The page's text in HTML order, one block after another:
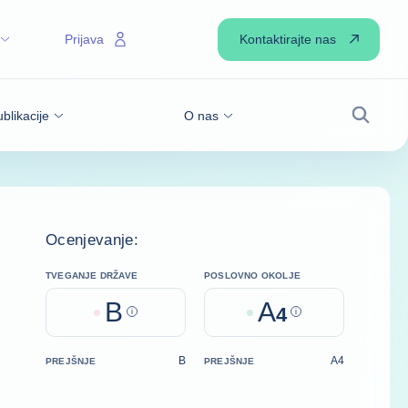
O nas
Iskanje
Prijava Kontaktirajte nas
Ocenjevanje:
TVEGANJE DRŽAVE
B Help
POSLOVNO OKOLJE
A4 Help
PREJŠNJE B PREJŠNJE A4